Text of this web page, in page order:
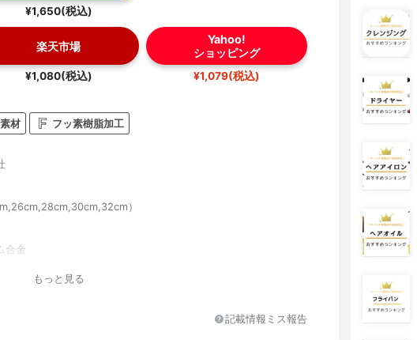
¥1,650(税込)
楽天市場
¥1,080(税込)
Yahoo!
ショッピング
¥1,079(税込)
材 フッ素樹脂加工
）
合金
もっと見る
記載情報ミス報告